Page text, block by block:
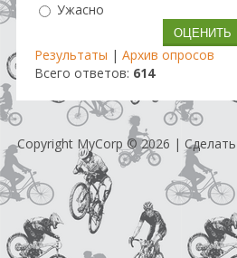
Ужасно
Результаты | Архив опросов
Всего ответов: 614
Copyright MyCorp © 2026 | Сделать